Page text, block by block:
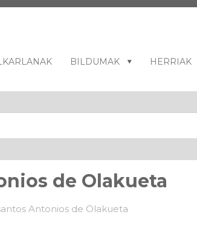
BILDUMAK HERRIAK
de Olakueta